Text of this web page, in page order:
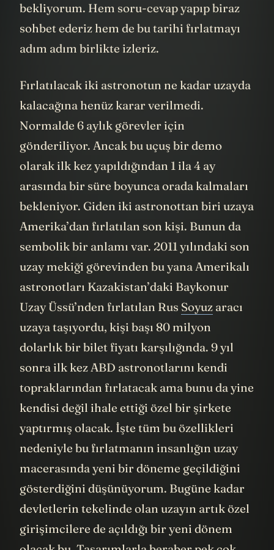
bekliyorum. Hem soru-cevap yapıp biraz
sohbet ederiz hem de bu tarihi fırlatmayı
adım adım birlikte izleriz.
Fırlatılacak iki astronotun ne kadar uzayda
kalacağına henüz karar verilmedi.
Normalde 6 aylık görevler için
gönderiliyor. Ancak bu uçuş bir demo
olarak ilk kez yapıldığından 1 ila 4 ay
arasında bir süre boyunca orada kalmaları
bekleniyor. Giden iki astronottan biri uzaya
Amerika’dan fırlatılan son kişi. Bunun da
sembolik bir anlamı var. 2011 yılındaki son
uzay mekiği görevinden bu yana Amerikalı
astronotları Kazakistan’daki Baykonur
Uzay Üssü’nden fırlatılan Rus Soyuz aracı
uzaya taşıyordu, kişi başı 80 milyon
dolarlık bir bilet fiyatı karşılığında. 9 yıl
sonra ilk kez ABD astronotlarını kendi
topraklarından fırlatacak ama bunu da yine
kendisi değil ihale ettiği özel bir şirkete
yaptırmış olacak. İşte tüm bu özellikleri
nedeniyle bu fırlatmanın insanlığın uzay
macerasında yeni bir döneme geçildiğini
gösterdiğini düşünüyorum. Bugüne kadar
devletlerin tekelinde olan uzayın artık özel
girişimcilere de açıldığı bir yeni dönem